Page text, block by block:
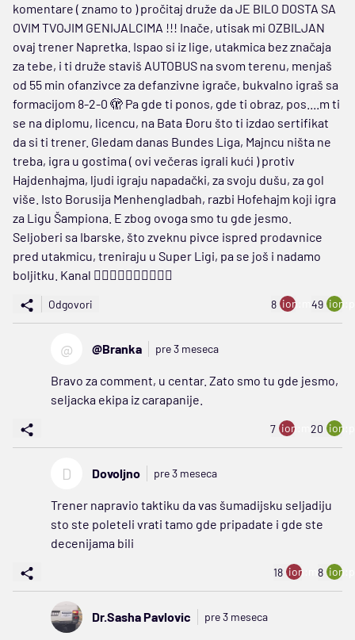
komentare ( znamo to ) pročitaj druže da JE BILO DOSTA SA
OVIM TVOJIM GENIJALCIMA !!! Inače, utisak mi OZBILJAN
ovaj trener Napretka. Ispao si iz lige, utakmica bez značaja
za tebe, i ti druže staviš AUTOBUS na svom terenu, menjaš
od 55 min ofanzivce za defanzivne igrače, bukvalno igraš sa
formacijom 8-2-0 🫣 Pa gde ti ponos, gde ti obraz, pos....m ti
se na diplomu, licencu, na Bata Đoru što ti izdao sertifikat
da si ti trener. Gledam danas Bundes Liga, Majncu ništa ne
treba, igra u gostima ( ovi večeras igrali kući ) protiv
Hajdenhajma, ljudi igraju napadački, za svoju dušu, za gol
više. Isto Borusija Menhengladbah, razbi Hofehajm koji igra
za Ligu Šampiona. E zbog ovoga smo tu gde jesmo.
Seljoberi sa Ibarske, što zveknu pivce ispred prodavnice
pred utakmicu, treniraju u Super Ligi, pa se još i nadamo
boljitku. Kanal 👎🏻👎🏻👎🏻👎🏻👎🏻
Odgovori 8 ion:minus
49
@ @Branka pre 3 meseca
Bravo za comment, u centar. Zato smo tu gde jesmo,
seljacka ekipa iz carapanije.
7 ion:minus
20
D Dovoljno pre 3 meseca
Trener napravio taktiku da vas šumadijsku seljadiju
sto ste poleteli vrati tamo gde pripadate i gde ste
decenijama bili
18 ion:minus
8
Dr.Sasha Pavlovic pre 3 meseca